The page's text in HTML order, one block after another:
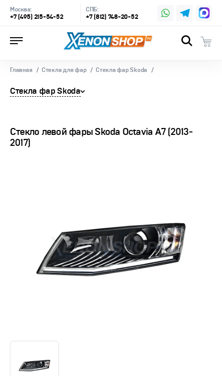
Москва:
+7 (495) 215-54-52
СПБ:
+7 (812) 748-20-52
Главная Стекла для фар Стекла фар Skoda
Стекла фар Skoda
Стекло левой фары Skoda Octavia A7 (2013-
2017)